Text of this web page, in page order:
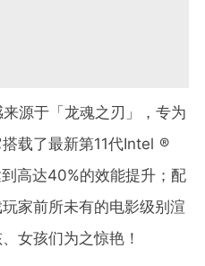
源于「龙魂之刃」，专为
载了最新第11代Intel ®
高达40%的效能提升；配
家前所未有的电影级别渲
女孩们为之惊艳！